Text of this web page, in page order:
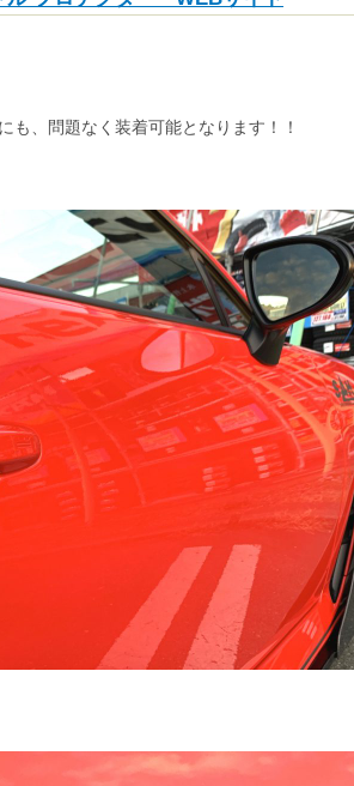
も、問題なく装着可能となります！！